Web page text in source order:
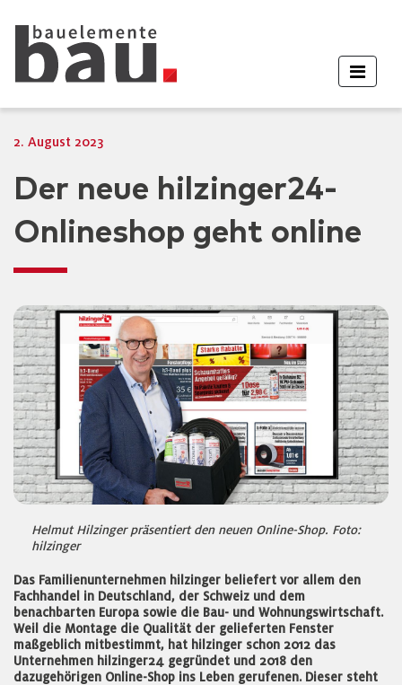
2. August 2023
Der neue hilzinger24-
Onlineshop geht online
Helmut Hilzinger präsentiert den neuen Online-Shop. Foto:
hilzinger
Das Familienunternehmen hilzinger beliefert vor allem den
Fachhandel in Deutschland, der Schweiz und dem
benachbarten Europa sowie die Bau- und Wohnungswirtschaft.
Weil die Montage die Qualität der gelieferten Fenster
maßgeblich mitbestimmt, hat hilzinger schon 2012 das
Unternehmen hilzinger24 gegründet und 2018 den
dazugehörigen Online-Shop ins Leben gerufenen. Dieser steht